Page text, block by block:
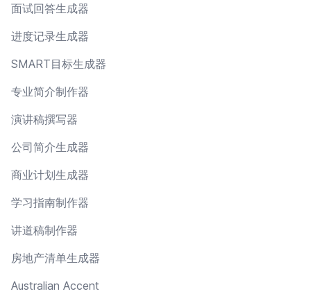
面试回答生成器
进度记录生成器
SMART目标生成器
专业简介制作器
演讲稿撰写器
公司简介生成器
商业计划生成器
学习指南制作器
讲道稿制作器
房地产清单生成器
Australian Accent